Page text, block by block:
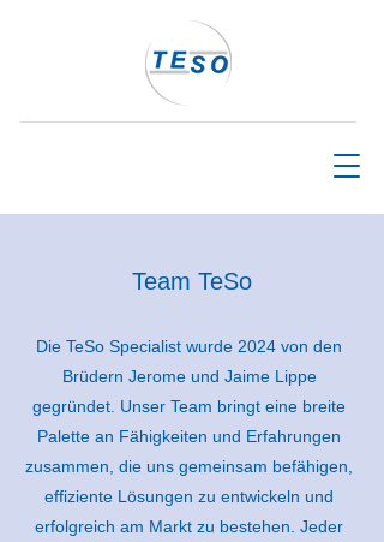
Team TeSo
Die TeSo Specialist wurde 2024 von den
Brüdern Jerome und Jaime Lippe
gegründet. Unser Team bringt eine breite
Palette an Fähigkeiten und Erfahrungen
zusammen, die uns gemeinsam befähigen,
effiziente Lösungen zu entwickeln und
erfolgreich am Markt zu bestehen. Jeder